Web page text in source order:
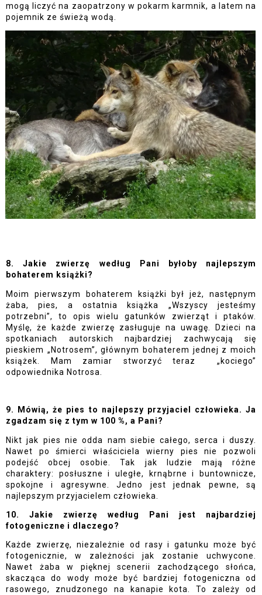
mogą liczyć na zaopatrzony w pokarm karmnik, a latem na
pojemnik ze świeżą wodą.
8. Jakie zwierzę według Pani byłoby najlepszym
bohaterem książki?
Moim pierwszym bohaterem książki był jeż, następnym
żaba, pies, a ostatnia książka „Wszyscy jesteśmy
potrzebni”, to opis wielu gatunków zwierząt i ptaków.
Myślę, że każde zwierzę zasługuje na uwagę. Dzieci na
spotkaniach autorskich najbardziej zachwycają się
pieskiem „Notrosem”, głównym bohaterem jednej z moich
książek. Mam zamiar stworzyć teraz  „kociego”
odpowiednika Notrosa.
9. Mówią, że pies to najlepszy przyjaciel człowieka. Ja
zgadzam się z tym w 100 %, a Pani?
Nikt jak pies nie odda nam siebie całego, serca i duszy.
Nawet po śmierci właściciela wierny pies nie pozwoli
podejść obcej osobie. Tak jak ludzie mają różne
charaktery: posłuszne i uległe, krnąbrne i buntownicze,
spokojne i agresywne. Jedno jest jednak pewne, są
najlepszym przyjacielem człowieka.
10. Jakie zwierzę według Pani jest najbardziej
fotogeniczne i dlaczego?
Każde zwierzę, niezależnie od rasy i gatunku może być
fotogenicznie, w zależności jak zostanie uchwycone.
Nawet żaba w pięknej scenerii zachodzącego słońca,
skacząca do wody może być bardziej fotogeniczna od
rasowego, znudzonego na kanapie kota. To zależy od